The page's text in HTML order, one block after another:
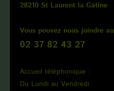
28210 St Laurent la Gâtine
Vous pouvez nous joindre au
02 37 82 43 27
Accueil téléphonique :
Du Lundi au Vendredi